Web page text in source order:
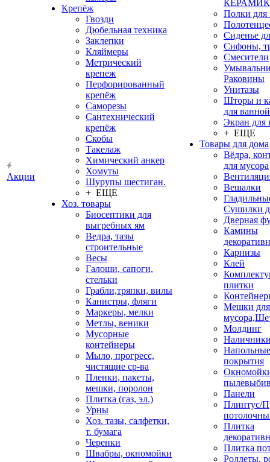
Акции
Крепёж
Гвозди
Дюбельная техника
Заклепки
Кляймеры
Метрический
крепеж
Перфорированный
крепёж
Саморезы
Сантехнический
крепёж
Скобы
Такелаж
Химический анкер
Хомуты
Шурупы шестиган.
+ ЕЩЕ
Хоз. товары
Биосептики для
выгребных ям
Ведра, тазы
строительные
Весы
Галоши, сапоги,
стельки
Грабли,тряпки, вилы
Канистры, фляги
Маркеры, мелки
Метлы, веники
Мусорные
контейнеры
Мыло, прогресс,
чистящие ср-ва
Пленки, пакеты,
мешки, поролон
Плитка (газ, эл.)
Урны
Хоз. тазы, салфетки,
т. бумага
Черенки
Швабры, окномойки
Полки для
Сиденье
Сифоны,
Смесители
Раковины
Унитазы
Шторы и
для ванной
Экран для
+ ЕЩЕ
Товары для дома
Вёдра,
для мусора
Вешалки
Сушилки
Дверная
Камины
Карнизы
Клей
плитки
Мешки для
Молдинг
Напольные
покрытия
Панели
Плинтус/
Плитка
Плитка
Роллеты,